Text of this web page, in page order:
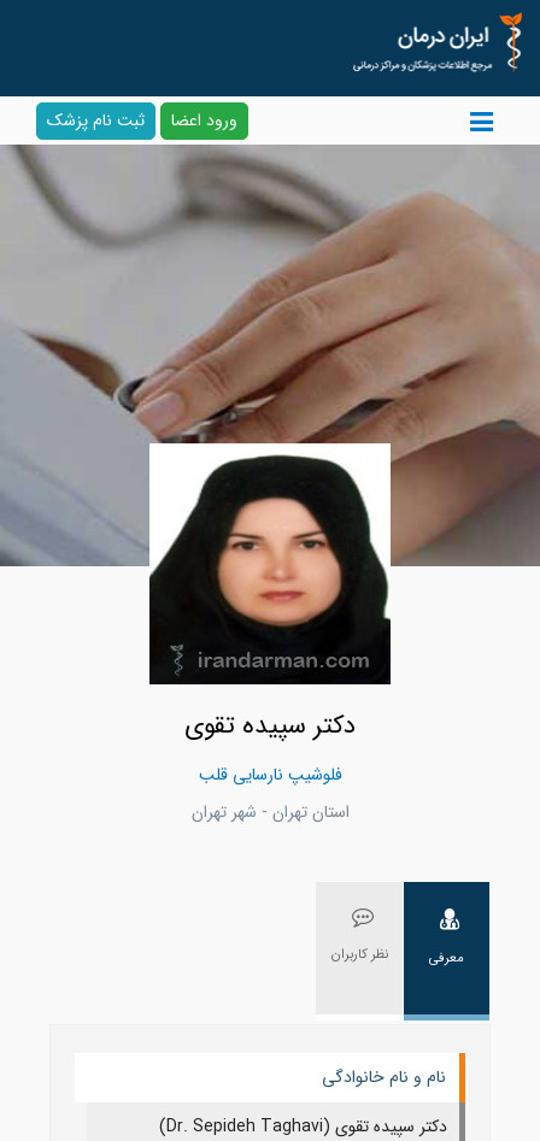
ورود اعضا ثبت نام پزشک
دکتر سپیده تقوی
فلوشیپ نارسایی قلب
استان تهران - شهر تهران
معرفی نظر کاربران
نام و نام خانوادگی
دکتر سپیده تقوی (Dr. Sepideh Taghavi)